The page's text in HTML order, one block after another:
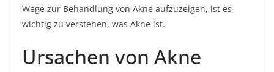
Wege zur Behandlung von Akne aufzuzeigen, ist es
wichtig zu verstehen, was Akne ist.
Ursachen von Akne